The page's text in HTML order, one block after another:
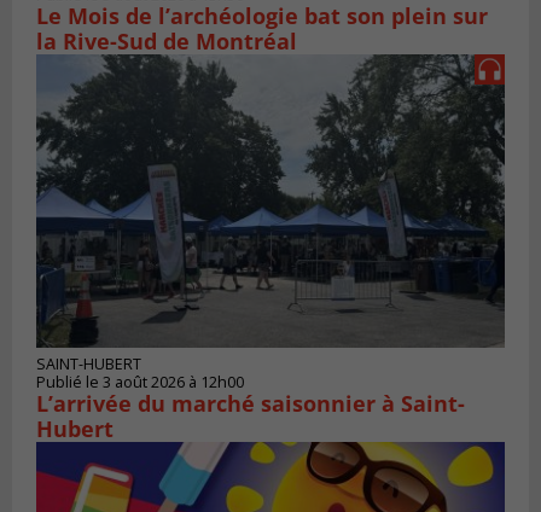
Le Mois de l’archéologie bat son plein sur
la Rive-Sud de Montréal
SAINT-HUBERT
Publié le 3 août 2026 à 12h00
L’arrivée du marché saisonnier à Saint-
Hubert